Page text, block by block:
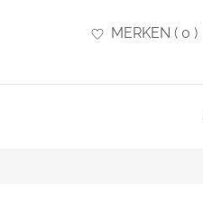
MERKEN ( 0 )